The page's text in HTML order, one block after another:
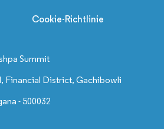
Cookie-Richtlinie
Summit
Financial District, Gachibowli
- 500032